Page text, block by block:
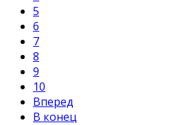
5
6
7
8
9
10
Вперед
В конец